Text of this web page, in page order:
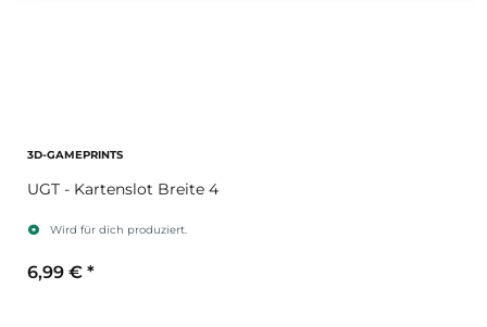
3D-GAMEPRINTS
UGT - Kartenslot Breite 4
Wird für dich produziert.
6,99 € *